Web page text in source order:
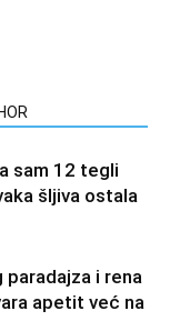
sam 12 tegli
šljiva ostala
paradajza i rena
apetit već na